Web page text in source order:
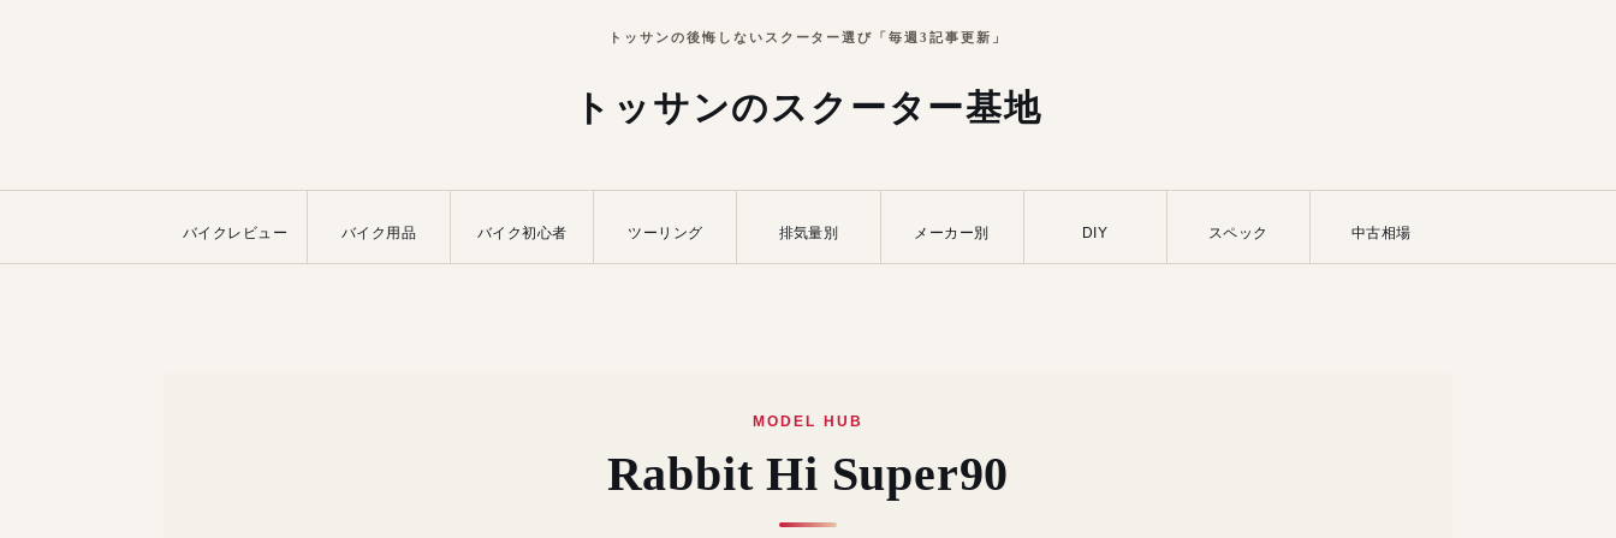
トッサンの後悔しないスクーター選び「毎週3記事更新」
トッサンのスクーター基地
バイクレビュー バイク用品 バイク初心者 ツーリング 排気量別 メーカー別 DIY スペック 中古相場
MODEL HUB
Rabbit Hi Super90